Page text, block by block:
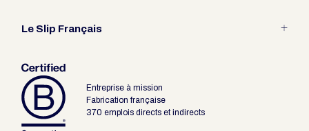
Guide des tailles
Le Slip Français
Le pari du Slip
Outils revendeursEntreprise à mission
Fabrication française
370 emplois directs et indirects